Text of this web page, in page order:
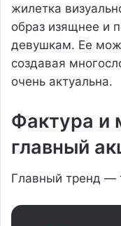
жилетка
образ изящнее и
девушкам. Ее
создавая
очень актуальна.
Фактура и
главный
Главный тренд —